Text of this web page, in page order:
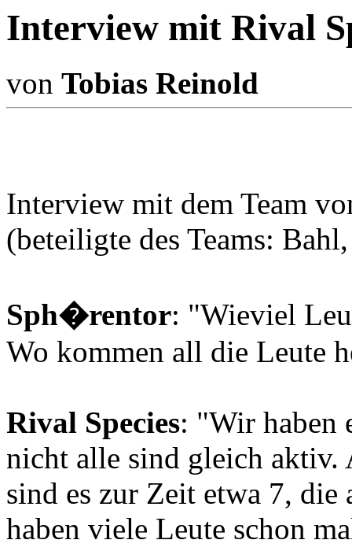
Interview mit Rival
von Tobias Reinold
Interview mit dem Team
(beteiligte des Teams:
Sph�rentor: "Wieviel
Wo kommen all die Leute
Rival Species: "Wir haben
nicht alle sind gleich
sind es zur Zeit etwa 7,
haben viele Leute schon